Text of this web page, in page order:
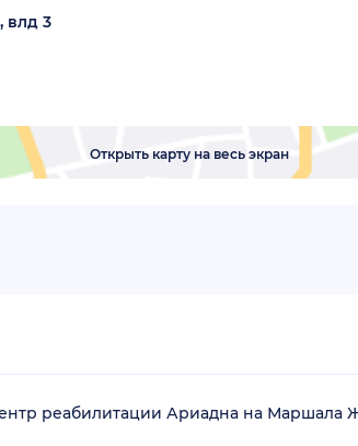
влд 3
Открыть карту на весь экран
реабилитации Ариадна на Маршала